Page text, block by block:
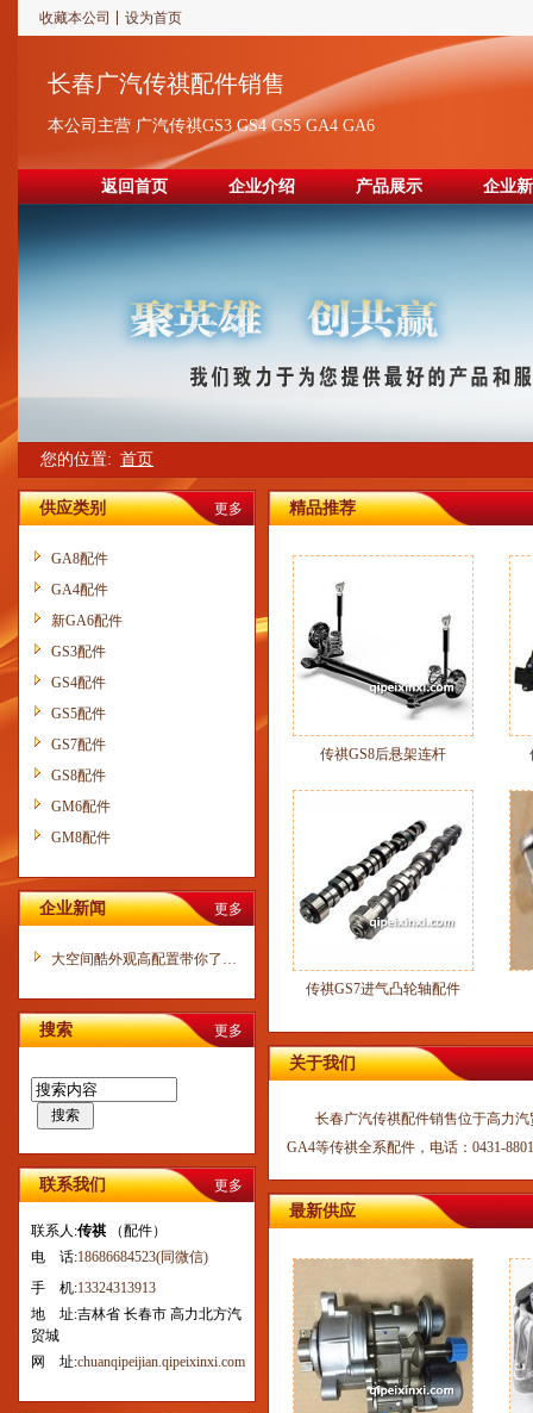
收藏本公司 设为首页
长春广汽传祺配件销售
本公司主营 广汽传祺GS3 GS4 GS5 GA4 GA6
返回首页 企业介绍 产品展示 企业
您的位置: 首页
更多
供应类别
GA8配件
GA4配件
新GA6配件
GS3配件
GS4配件
GS5配件
GS7配件
GS8配件
GM6配件
GM8配件
更多
企业新闻
大空间酷外观高配置带你了…
更多
搜索
搜索
更多
联系我们
联系人:传祺 （配件）
电 话:18686684523(同微信)
手 机:13324313913
地 址:吉林省 长春市 高力北方汽
贸城
网 址:chuanqipeijian.qipeixinxi.com
精品推荐
传祺GS7进气凸轮轴配件
发动机支托架GA4
传祺GS8后悬架连杆
传祺GS7进气凸轮轴配件
传祺GS5气缸盖修理包
关于我们
长春广汽传祺配件销售位于高力汽
GA4等传祺全系配件，电话：0431-
最新供应